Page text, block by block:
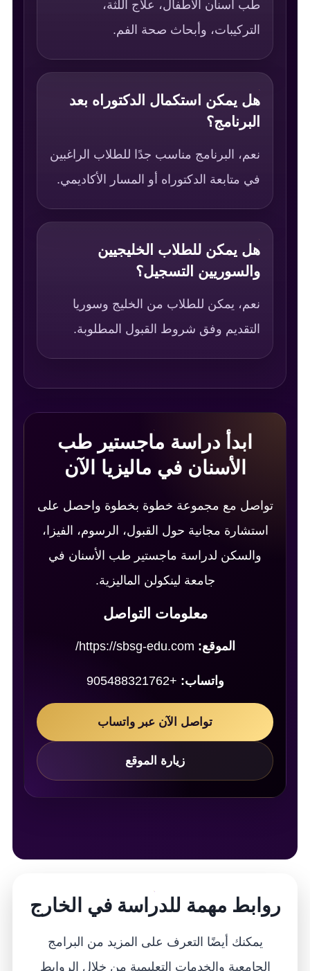
طب أسنان الأطفال، علاج اللثة،
التركيبات، وأبحاث صحة الفم.
هل يمكن استكمال الدكتوراه بعد
البرنامج؟
نعم، البرنامج مناسب جدًا للطلاب الراغبين
في متابعة الدكتوراه أو المسار الأكاديمي.
هل يمكن للطلاب الخليجيين
والسوريين التسجيل؟
نعم، يمكن للطلاب من الخليج وسوريا
التقديم وفق شروط القبول المطلوبة.
ابدأ دراسة ماجستير طب
الأسنان في ماليزيا الآن
تواصل مع مجموعة خطوة بخطوة واحصل على
استشارة مجانية حول القبول، الرسوم، الفيزا،
والسكن لدراسة ماجستير طب الأسنان في
جامعة لينكولن الماليزية.
معلومات التواصل
الموقع:
واتساب: +905488321762
تواصل الآن عبر واتساب
زيارة الموقع
روابط مهمة للدراسة في الخارج
يمكنك أيضًا التعرف على المزيد من البرامج
الجامعية والخدمات التعليمية من خلال الروابط